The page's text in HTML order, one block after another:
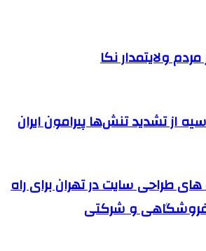
ولایتمدار نکا
از تشدید تنش‌ها پیرامون ایران
طراحی سایت در تهران برای راه
فروشگاهی و شرکتی